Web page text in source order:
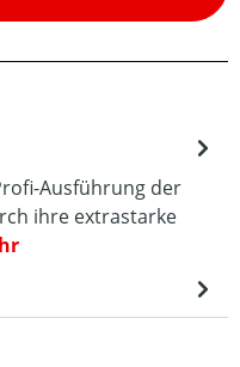
Ausführung der
ihre extrastarke